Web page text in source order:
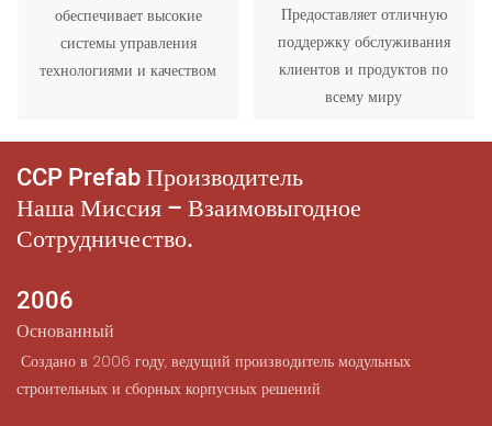
обеспечивает высокие
системы управления
технологиями и качеством
Предоставляет отличную
поддержку обслуживания
клиентов и продуктов по
всему миру
CCP Prefab Производитель
Наша Миссия – Взаимовыгодное
Сотрудничество.
2006
Основанный
︎ Создано в 2006 году, ведущий производитель модульных
строительных и сборных корпусных решений